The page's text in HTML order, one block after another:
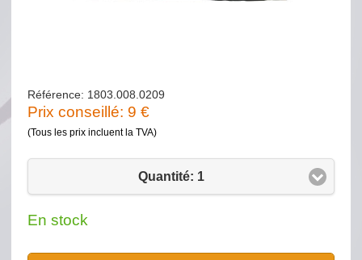
Référence: 1803.008.0209
Prix conseillé: 9 €
(Tous les prix incluent la TVA)
Quantité: 1
En stock